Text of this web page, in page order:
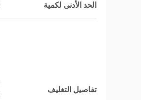
الحد الأدنى لكمية
تفاصيل التغليف